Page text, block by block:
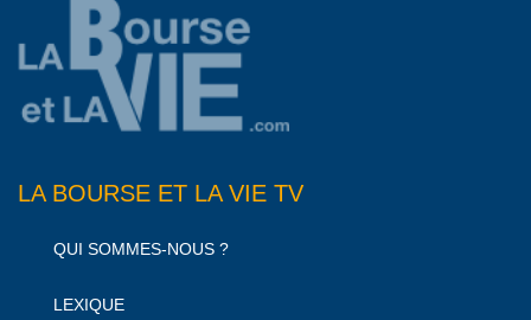
LA BOURSE ET LA VIE TV
QUI SOMMES-NOUS ?
LEXIQUE